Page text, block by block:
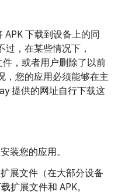
下载到设备上的同
，在某些情况下，
，或者用户删除了以前
，您的应用必须能够在主
提供的网址自行下载这
装您的应用。
展文件（在大部分设备
扩展文件和 APK。